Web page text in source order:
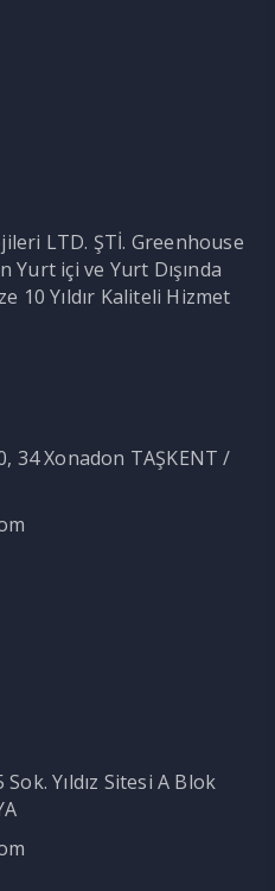
LTD. ŞTİ. Greenhouse
içi ve Yurt Dışında
10 Yıldır Kaliteli Hizmet
34 Xonadon TAŞKENT /
Yıldız Sitesi A Blok